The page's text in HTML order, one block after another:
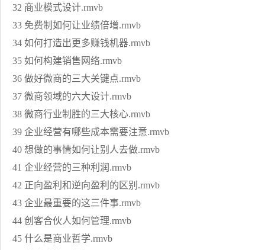
32 商业模式设计.rmvb
33 免费制如何让业绩倍增.rmvb
34 如何打造出更多赚钱机器.rmvb
35 如何构建销售网络.rmvb
36 做好微商的三大关键点.rmvb
37 微商领域的六大设计.rmvb
38 微商行业制胜的三大核心.rmvb
39 企业经营有哪些成本需要注意.rmvb
40 想做的事情如何让别人去做.rmvb
41 企业经营的三种利润.rmvb
42 正向盈利和逆向盈利的区别.rmvb
43 企业最重要的这三件事.rmvb
44 创客合伙人如何管理.rmvb
45 什么是商业哲学.rmvb